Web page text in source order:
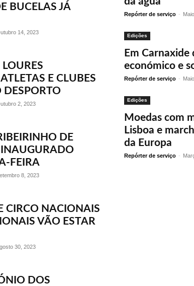
BUCELAS JÁ
14, 2023
E CLUBES
DESPORTO
2, 2023
DE
INAUGURADO
FEIRA
8, 2023
CIRCO NACIONAIS
VÃO ESTAR
30, 2023
DOS
Repórter de serviço -
Edições
Em
económico e
Repórter de serviço -
Edições
Moedas com
Lisboa e
da Europa
Repórter de serviço -